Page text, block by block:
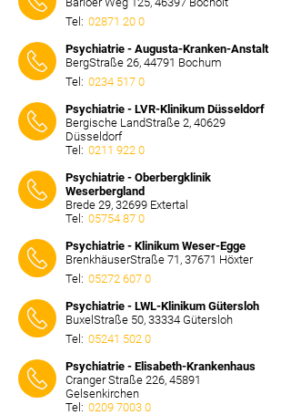
Tel: 02871 20 0
Psychiatrie - Augusta-Kranken-Anstalt
BergStraße 26, 44791 Bochum
Tel: 0234 517 0
Psychiatrie - LVR-Klinikum Düsseldorf
Bergische LandStraße 2, 40629
Düsseldorf
Tel: 0211 922 0
Psychiatrie - Oberbergklinik
Weserbergland
Brede 29, 32699 Extertal
Tel: 05754 87 0
Psychiatrie - Klinikum Weser-Egge
BrenkhäuserStraße 71, 37671 Höxter
Tel: 05272 607 0
Psychiatrie - LWL-Klinikum Gütersloh
BuxelStraße 50, 33334 Gütersloh
Tel: 05241 502 0
Psychiatrie - Elisabeth-Krankenhaus
Cranger Straße 226, 45891
Gelsenkirchen
Tel: 0209 7003 0